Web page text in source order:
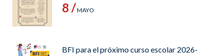
8 /MAYO
BFI para el próximo curso escolar 2026-